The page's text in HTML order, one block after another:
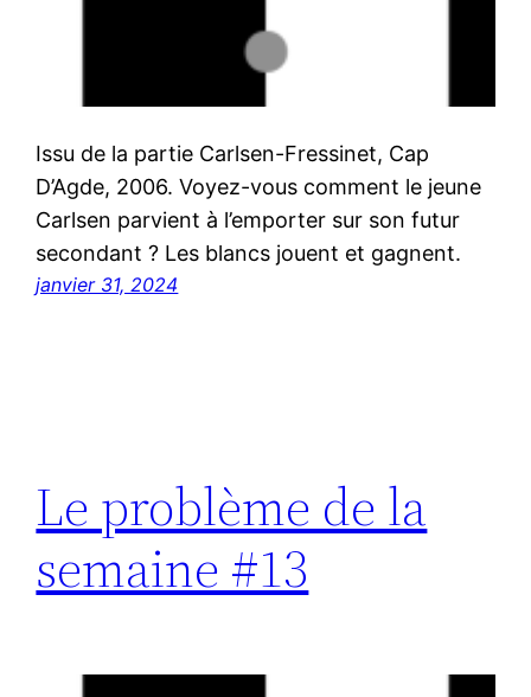
Issu de la partie Carlsen-Fressinet, Cap
D’Agde, 2006. Voyez-vous comment le jeune
Carlsen parvient à l’emporter sur son futur
secondant ? Les blancs jouent et gagnent.
janvier 31, 2024
Le problème de la
semaine #13